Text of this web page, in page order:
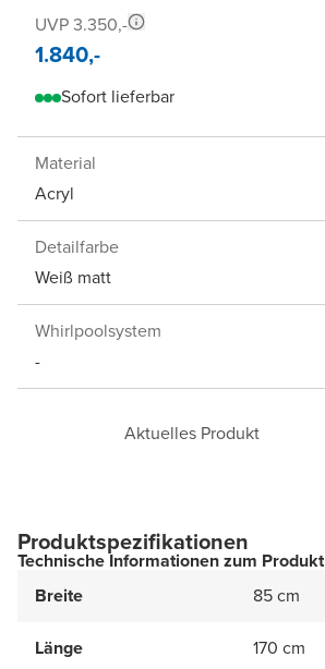
UVP 3.350,-
1.840,-
Sofort lieferbar
Material
Acryl
Detailfarbe
Weiß matt
Whirlpoolsystem
-
Aktuelles Produkt
Produktspezifikationen
Technische Informationen zum Produkt
Breite
85 cm
Länge 170 cm